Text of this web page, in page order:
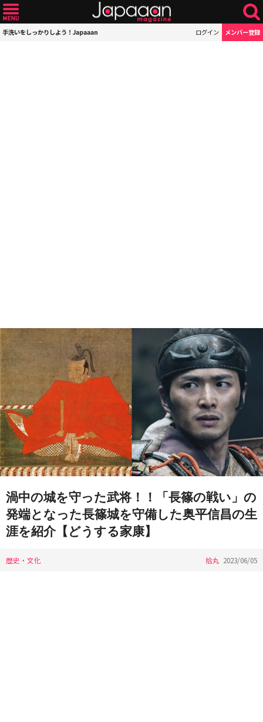
手洗いをしっかりしよう！Japaaan ログイン メンバー登録
渦中の城を守った武将！！「長篠の戦い」の
発端となった長篠城を守備した奥平信昌の生
涯を紹介【どうする家康】
歴史・文化 拾丸 2023/06/05